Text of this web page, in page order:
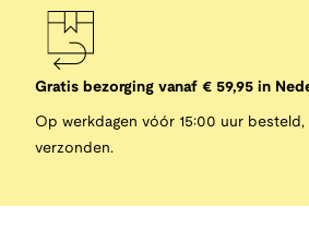
Gratis bezorging vanaf € 59,95 in
Op werkdagen vóór 15:00 uur
verzonden.